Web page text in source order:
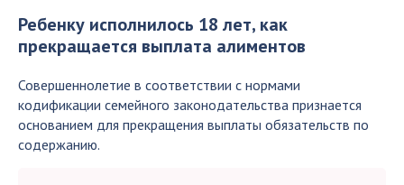
Ребенку исполнилось 18 лет, как
прекращается выплата алиментов
Совершеннолетие в соответствии с нормами
кодификации семейного законодательства признается
основанием для прекращения выплаты обязательств по
содержанию.